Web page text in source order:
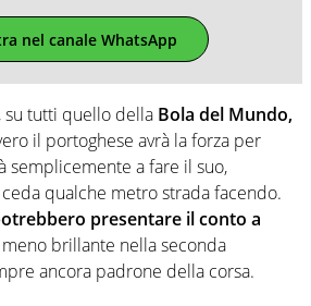
nel canale WhatsApp
su tutti quello della Bola del Mundo,
il portoghese avrà la forza per
semplicemente a fare il suo,
qualche metro strada facendo.
presentare il conto a
brillante nella seconda
ancora padrone della corsa.